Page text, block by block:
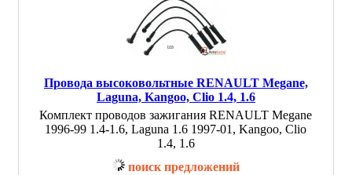
Провода высоковольтные RENAULT Megane,
Laguna, Kangoo, Clio 1.4, 1.6
Комплект проводов зажигания RENAULT Megane
1996-99 1.4-1.6, Laguna 1.6 1997-01, Kangoo, Clio
1.4, 1.6
поиск предложений